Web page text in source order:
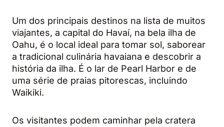
Um dos principais destinos na lista de muitos
viajantes, a capital do Havaí, na bela ilha de
Oahu, é o local ideal para tomar sol, saborear
a tradicional culinária havaiana e descobrir a
história da ilha. É o lar de Pearl Harbor e de
uma série de praias pitorescas, incluindo
Waikiki.
Os visitantes podem caminhar pela cratera